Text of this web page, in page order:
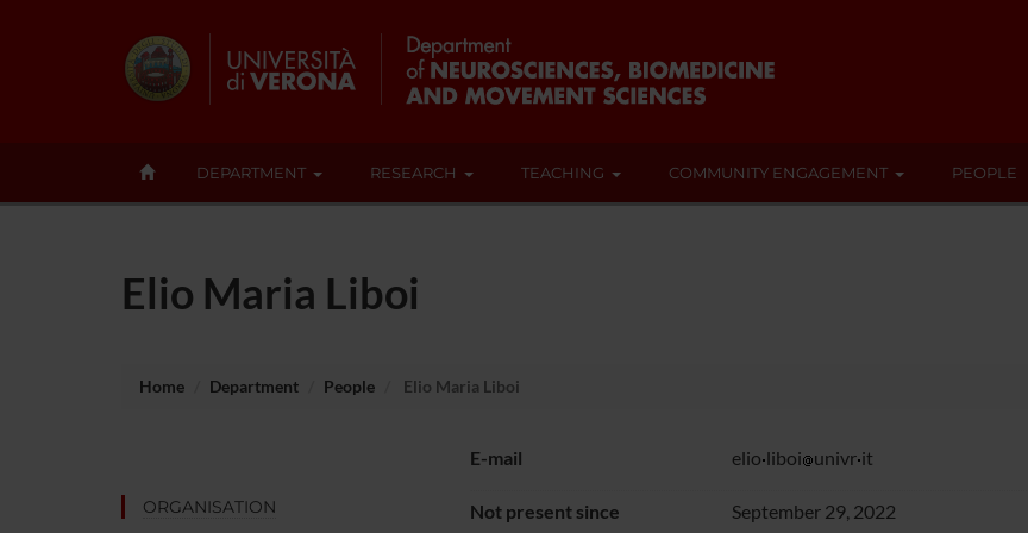
DEPARTMENT RESEARCH TEACHING COMMUNITY ENGAGEMENT PEOPLE
Elio Maria Liboi
Home Department People Elio Maria Liboi
ORGANISATION
E-mail elio liboi univr it
Not present since September 29, 2022